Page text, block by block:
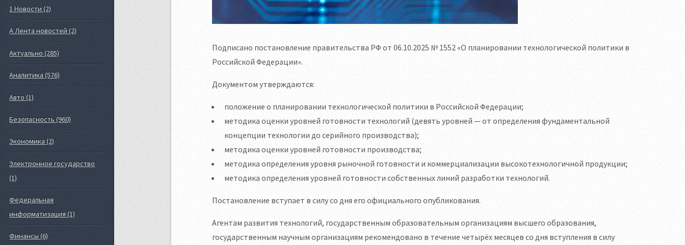
1 Новости (2)
А Лента новостей (2)
Актуально (285)
Аналитика (576)
Авто (1)
Безопасность (960)
Экономика (2)
Электронное государство
(1)
Федеральная
информатизация (1)
Финансы (6)
Подписано постановление правительства РФ от 06.10.2025 № 1552 «О планировании технологической политики в
Российской Федерации».
Документом утверждаются:
положение о планировании технологической политики в Российской Федерации;
методика оценки уровней готовности технологий (девять уровней — от определения фундаментальной
концепции технологии до серийного производства);
методика оценки уровней готовности производства;
методика определения уровня рыночной готовности и коммерциализации высокотехнологичной продукции;
методика определения уровней готовности собственных линий разработки технологий.
Постановление вступает в силу со дня его официального опубликования.
Агентам развития технологий, государственным образовательным организациям высшего образования,
государственным научным организациям рекомендовано в течение четырёх месяцев со дня вступления в силу